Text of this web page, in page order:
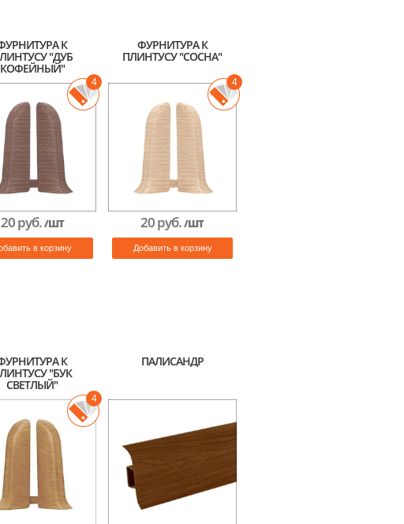
К
"ДУБ
КОФЕЙНЫЙ"
4
20 руб./ШТ
в корзину
ФУРНИТУРА К
ПЛИНТУСУ "СОСНА"
4
20 руб./ШТ
Добавить в корзину
К
"БУК
СВЕТЛЫЙ"
4
ПАЛИСАНДР